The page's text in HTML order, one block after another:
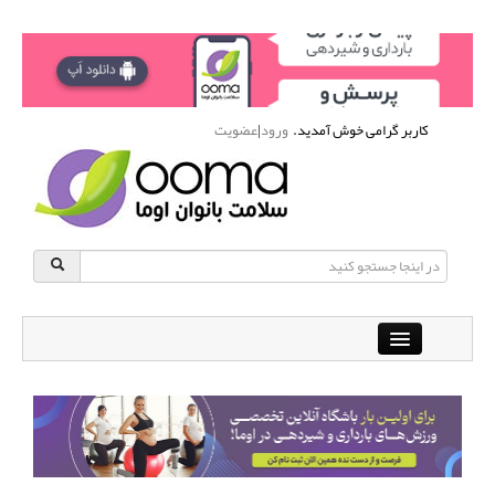
کاربر گرامی خوش آمدید.ورود|عضویت
باشگاه آنلاین ورزشی اوما
دانشنامه سلامت بانوان پرسش و پاسخ